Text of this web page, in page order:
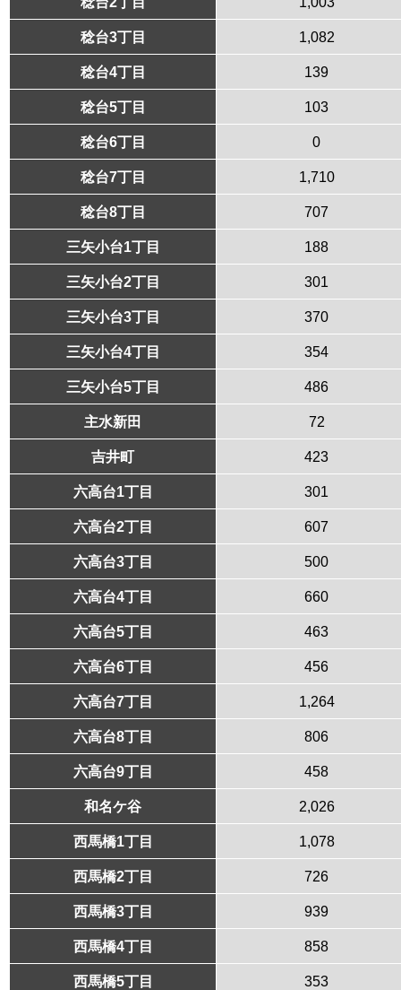
稔台3丁目 1,082
稔台4丁目 139
稔台5丁目 103
稔台6丁目 0
稔台7丁目 1,710
稔台8丁目 707
三矢小台1丁目 188
三矢小台2丁目 301
三矢小台3丁目 370
三矢小台4丁目 354
三矢小台5丁目 486
主水新田 72
吉井町 423
六高台1丁目 301
六高台2丁目 607
六高台3丁目 500
六高台4丁目 660
六高台5丁目 463
六高台6丁目 456
六高台7丁目 1,264
六高台8丁目 806
六高台9丁目 458
和名ケ谷 2,026
西馬橋1丁目 1,078
西馬橋2丁目 726
西馬橋3丁目 939
西馬橋4丁目 858
西馬橋5丁目 353